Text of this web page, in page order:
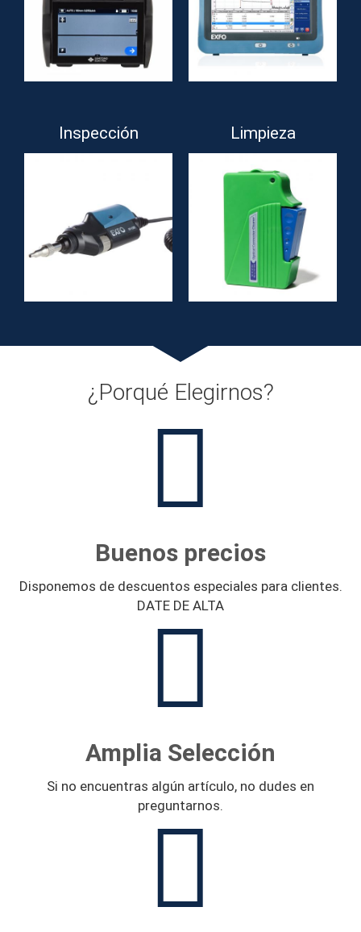
Inspección Limpieza
¿Porqué Elegirnos?
Buenos precios
Disponemos de descuentos especiales para clientes.
DATE DE ALTA
Amplia Selección
Si no encuentras algún artículo, no dudes en
preguntarnos.